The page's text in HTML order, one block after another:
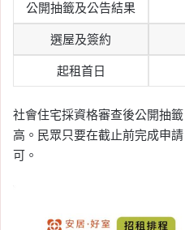
公開抽籤及公告結果
選屋及簽約
起租首日
社會住宅採資格審查後公開抽
高。民眾只要在截止前完成申
可。